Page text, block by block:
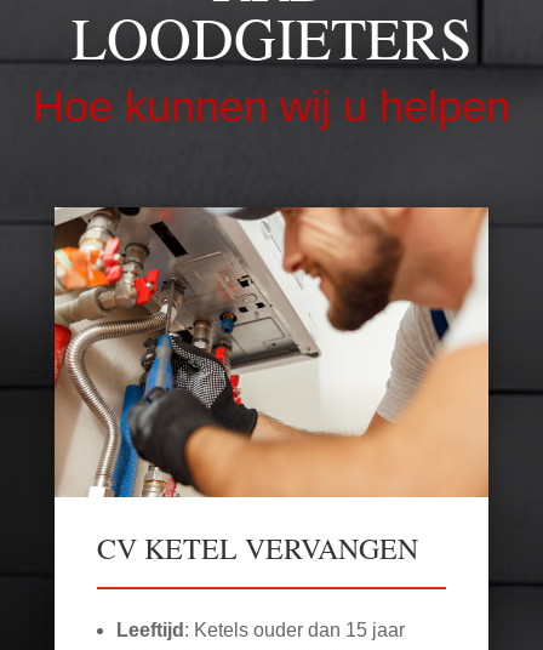
LOODGIETERS
Hoe kunnen wij u helpen
CV KETEL VERVANGEN
Leeftijd : Ketels ouder dan 15 jaar